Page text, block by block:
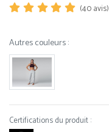
(40avis)
Autres couleurs :
Certifications du produit :